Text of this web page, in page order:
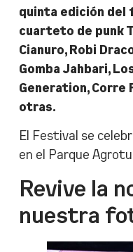
quinta edición del
cuarteto de punk
Cianuro, Robi
Gomba Jahbari,
Generation,
otras.
El Festival se
en el Parque
Revive la
nuestra